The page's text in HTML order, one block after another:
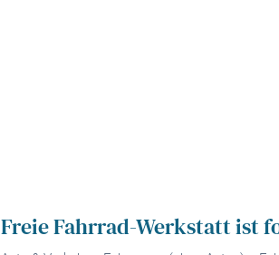
Freie Fahrrad-Werkstatt ist